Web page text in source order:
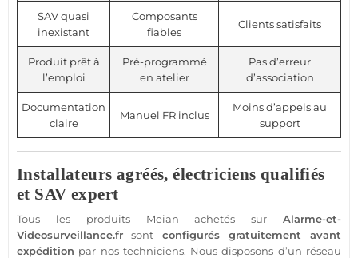
SAV quasi
inexistant
Composants
fiables
Clients satisfaits
Produit prêt à
l’emploi
Pré-programmé
en atelier
Pas d’erreur
d’association
Documentation
claire
Manuel FR inclus
Moins d’appels au
support
Installateurs agréés, électriciens qualifiés
et SAV expert
Tous les produits Meian achetés sur Alarme-et-
Videosurveillance.fr sont configurés gratuitement avant
expédition par nos techniciens. Nous disposons d’un réseau